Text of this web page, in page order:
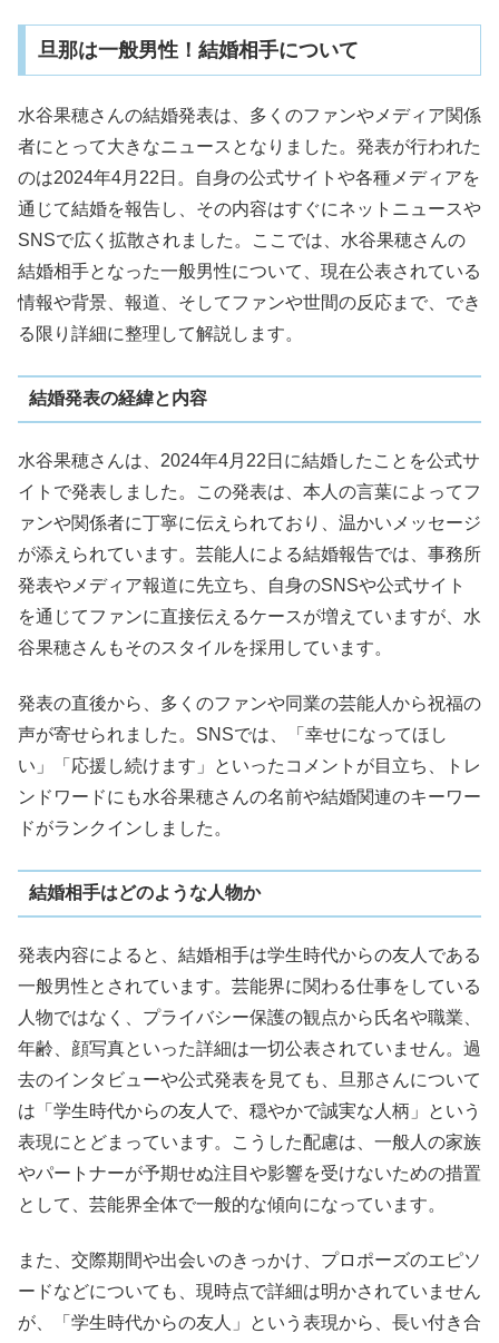
旦那は一般男性！結婚相手について
水谷果穂さんの結婚発表は、多くのファンやメディア関係
者にとって大きなニュースとなりました。発表が行われた
のは2024年4月22日。自身の公式サイトや各種メディアを
通じて結婚を報告し、その内容はすぐにネットニュースや
SNSで広く拡散されました。ここでは、水谷果穂さんの
結婚相手となった一般男性について、現在公表されている
情報や背景、報道、そしてファンや世間の反応まで、でき
る限り詳細に整理して解説します。
結婚発表の経緯と内容
水谷果穂さんは、2024年4月22日に結婚したことを公式サ
イトで発表しました。この発表は、本人の言葉によってフ
ァンや関係者に丁寧に伝えられており、温かいメッセージ
が添えられています。芸能人による結婚報告では、事務所
発表やメディア報道に先立ち、自身のSNSや公式サイト
を通じてファンに直接伝えるケースが増えていますが、水
谷果穂さんもそのスタイルを採用しています。
発表の直後から、多くのファンや同業の芸能人から祝福の
声が寄せられました。SNSでは、「幸せになってほし
い」「応援し続けます」といったコメントが目立ち、トレ
ンドワードにも水谷果穂さんの名前や結婚関連のキーワー
ドがランクインしました。
結婚相手はどのような人物か
発表内容によると、結婚相手は学生時代からの友人である
一般男性とされています。芸能界に関わる仕事をしている
人物ではなく、プライバシー保護の観点から氏名や職業、
年齢、顔写真といった詳細は一切公表されていません。過
去のインタビューや公式発表を見ても、旦那さんについて
は「学生時代からの友人で、穏やかで誠実な人柄」という
表現にとどまっています。こうした配慮は、一般人の家族
やパートナーが予期せぬ注目や影響を受けないための措置
として、芸能界全体で一般的な傾向になっています。
また、交際期間や出会いのきっかけ、プロポーズのエピソ
ードなどについても、現時点で詳細は明かされていません
が、「学生時代からの友人」という表現から、長い付き合